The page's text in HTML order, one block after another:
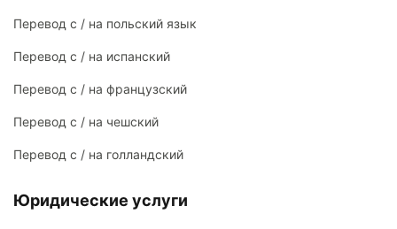
Перевод с / на польский язык
Перевод с / на испанский
Перевод с / на французский
Перевод с / на чешский
Перевод с / на голландский
Юридические услуги